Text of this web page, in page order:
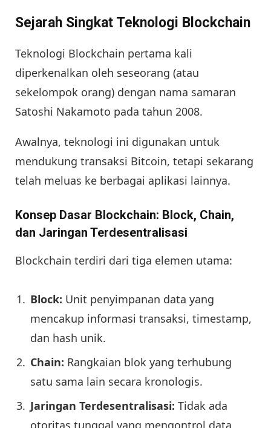
Sejarah Singkat Teknologi Blockchain
Teknologi Blockchain pertama kali
diperkenalkan oleh seseorang (atau
sekelompok orang) dengan nama samaran
Satoshi Nakamoto pada tahun 2008.
Awalnya, teknologi ini digunakan untuk
mendukung transaksi Bitcoin, tetapi sekarang
telah meluas ke berbagai aplikasi lainnya.
Konsep Dasar Blockchain: Block, Chain,
dan Jaringan Terdesentralisasi
Blockchain terdiri dari tiga elemen utama:
Block: Unit penyimpanan data yang
mencakup informasi transaksi, timestamp,
dan hash unik.
Chain: Rangkaian blok yang terhubung
satu sama lain secara kronologis.
Jaringan Terdesentralisasi: Tidak ada